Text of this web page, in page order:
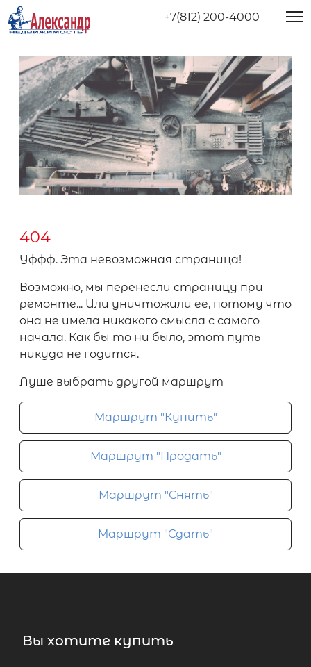
+7(812) 200-4000
404
Уффф. Эта невозможная страница!
Возможно, мы перенесли страницу при
ремонте... Или уничтожили ее, потому что
она не имела никакого смысла с самого
начала. Как бы то ни было, этот путь
никуда не годится.
Луше выбрать другой маршрут
Маршрут "Купить"
Маршрут "Продать"
Маршрут "Снять"
Маршрут "Сдать"
Вы хотите купить